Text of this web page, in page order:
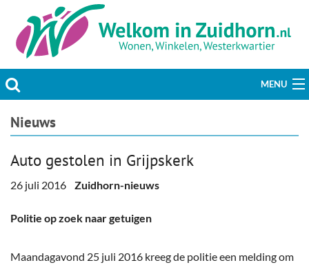
MENU
Actueel
Welzijn & Maatschappij
Bedrijven
Nieuws
Auto gestolen in Grijpskerk
26 juli 2016 Zuidhorn-nieuws
Politie op zoek naar getuigen
Maandagavond 25 juli 2016 kreeg de politie een melding om